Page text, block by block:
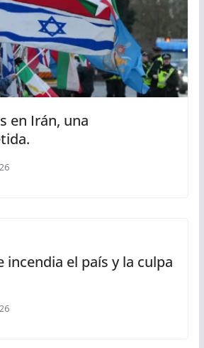
en Irán, una
incendia el país y la culpa